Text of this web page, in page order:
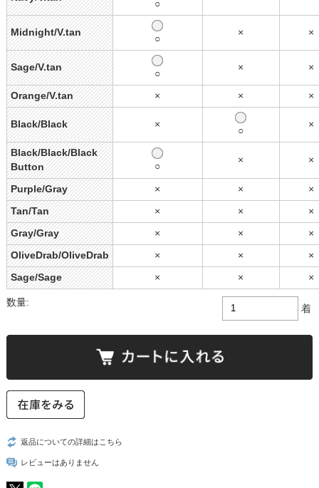
○
Midnight/V.tan
○
× ×
Sage/V.tan
○
× ×
Orange/V.tan × × ×
Black/Black ×
○
×
Black/Black/Black
Button
○
× ×
Purple/Gray × × ×
Tan/Tan × × ×
Gray/Gray × × ×
OliveDrab/OliveDrab × × ×
Sage/Sage × × ×
数量:
着
返品についての詳細はこちら
レビューはありません